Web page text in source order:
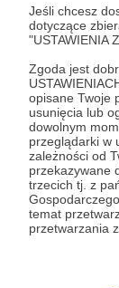
Jeśli chcesz
dotyczące
"USTAWIENIA
Zgoda jest
opisane Twoje
usunięcia lub
dowolnym
przeglądarki w
zależności od
przekazywane
trzecich tj. z
temat
przetwarzania
Zobacz
Jak